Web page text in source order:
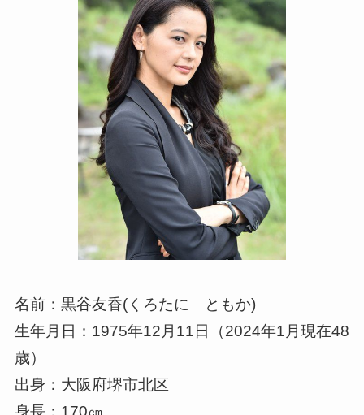
名前：黒谷友香(くろたに ともか)
生年月日：1975年12月11日（2024年1月現在48
歳）
出身：大阪府堺市北区
身長：170㎝